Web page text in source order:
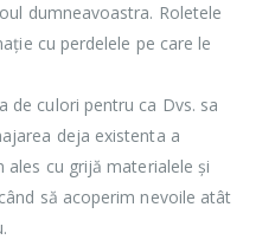
dumneavoastra. Roletele
cu perdelele pe care le
de culori pentru ca Dvs. sa
deja existenta a
ales cu grijă materialele și
să acoperim nevoile atât